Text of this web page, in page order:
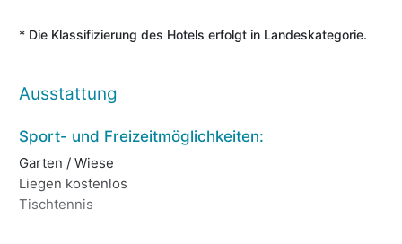
* Die Klassifizierung des Hotels erfolgt in Landeskategorie.
Ausstattung
Sport- und Freizeitmöglichkeiten:
Garten / Wiese
Liegen kostenlos
Tischtennis